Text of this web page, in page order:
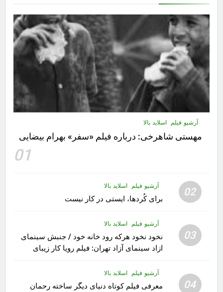
آرشیو فیلم اسلاید بالا
مهستى شاهرخى:‌ درباره فيلم «سفر» بهرام بیضایی
01
02 آرشیو فیلم اسلاید بالا
برای کُردها، ایستی در کار نیست
03
آرشیو فیلم اسلاید بالا
نخود نخود هرکه رود خانه خود / جنبش سینمای
ازاد سینمای آزاد تهران: فیلم رویا کار زیبای
04
آرشیو فیلم اسلاید بالا
معرفی فیلم کوتاه دنیای دیگر ساخته رحمان